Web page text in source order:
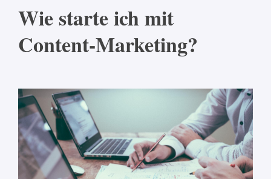
Wie starte ich mit
Content-Marketing?